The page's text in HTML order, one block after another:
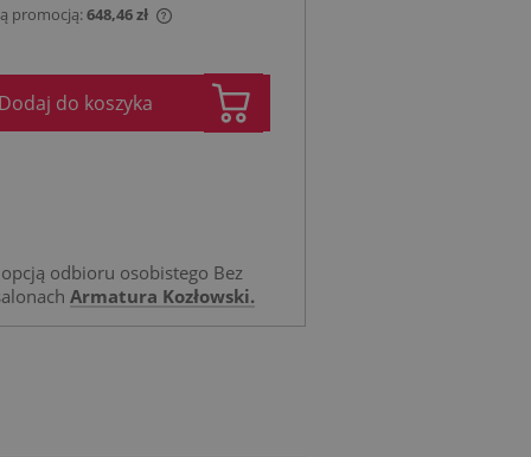
promocją:648,46 zł
jest najniższa
kiedy produkt
Dodaj do koszyka
odbioru osobistego Bez
Armatura Kozłowski.